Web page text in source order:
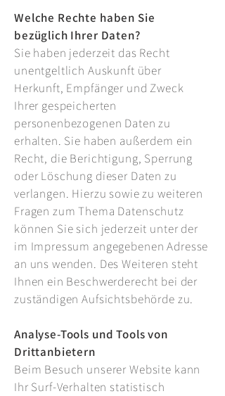
Welche Rechte haben Sie
bezüglich Ihrer Daten?
Sie haben jederzeit das Recht
unentgeltlich Auskunft über
Herkunft, Empfänger und Zweck
Ihrer gespeicherten
personenbezogenen Daten zu
erhalten. Sie haben außerdem ein
Recht, die Berichtigung, Sperrung
oder Löschung dieser Daten zu
verlangen. Hierzu sowie zu weiteren
Fragen zum Thema Datenschutz
können Sie sich jederzeit unter der
im Impressum angegebenen Adresse
an uns wenden. Des Weiteren steht
Ihnen ein Beschwerderecht bei der
zuständigen Aufsichtsbehörde zu.
Analyse-Tools und Tools von
Drittanbietern
Beim Besuch unserer Website kann
Ihr Surf-Verhalten statistisch